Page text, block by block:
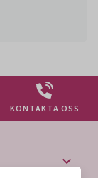
KONTAKTA OSS